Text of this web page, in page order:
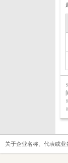
关于企业名称、代表或业